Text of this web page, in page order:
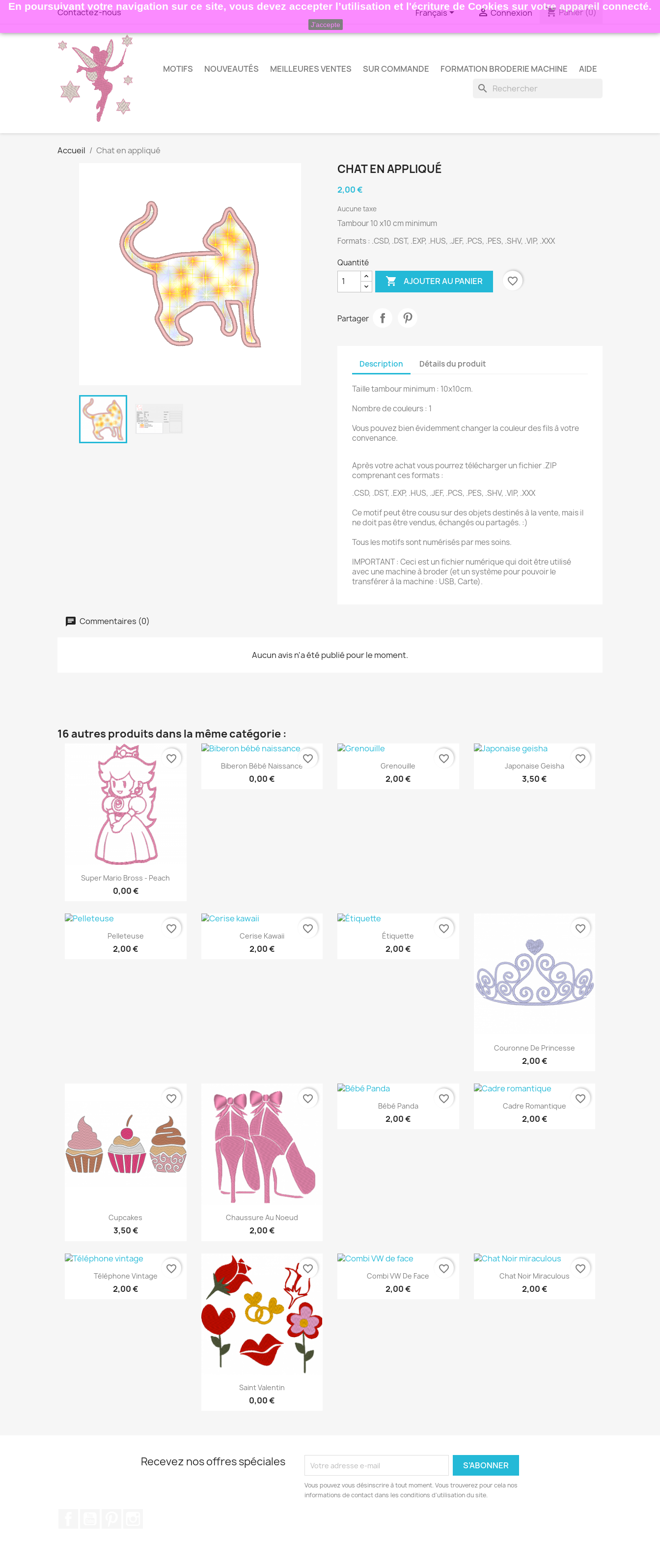
En poursuivant votre navigation sur ce site, vous devez accepter l’utilisation et l'écriture de Cookies sur votre appareil connecté.
J'accepte
Contactez-nous Français Connexion shopping_cart Panier(0)
MOTIFS NOUVEAUTÉS MEILLEURES VENTES SUR COMMANDE FORMATION BRODERIE MACHINE AIDE
search
Accueil Chat en appliqué
CHAT EN APPLIQUÉ
2,00 €
Aucune taxe
Tambour 10 x10 cm minimum
Formats : .CSD, .DST, .EXP, .HUS, .JEF, .PCS, .PES, .SHV, .VIP, .XXX
Quantité
 AJOUTER AU PANIER favorite_border
Partager
Description Détails du produit
Taille tambour minimum : 10x10cm.
Nombre de couleurs : 1
Vous pouvez bien évidemment changer la couleur des fils à votre
convenance.
Après votre achat vous pourrez télécharger un fichier .ZIP
comprenant ces formats :
.CSD, .DST, .EXP, .HUS, .JEF, .PCS, .PES, .SHV, .VIP, .XXX
Ce motif peut être cousu sur des objets destinés à la vente, mais il
ne doit pas être vendus, échangés ou partagés. :)
Tous les motifs sont numérisés par mes soins.
IMPORTANT : Ceci est un fichier numérique qui doit être utilisé
avec une machine à broder (et un système pour pouvoir le
transférer à la machine : USB, Carte).
Commentaires (0)
Aucun avis n'a été publié pour le moment.
16 autres produits dans la même catégorie :
Aperçu rapide
Super Mario Bross - Peach
0,00 €
favorite_border Aperçu rapide
Biberon Bébé Naissance
0,00 €
favorite_border Aperçu rapide
Grenouille
2,00 €
favorite_border Aperçu rapide
Japonaise Geisha
3,50 €
favorite_border
Aperçu rapide
Pelleteuse
2,00 €
favorite_border Aperçu rapide
Cerise Kawaii
2,00 €
favorite_border Aperçu rapide
Étiquette
2,00 €
favorite_border
Aperçu rapide
Couronne De Princesse
2,00 €
favorite_border
Aperçu rapide
Cupcakes
3,50 €
favorite_border
Aperçu rapide
Chaussure Au Noeud
2,00 €
favorite_border Aperçu rapide
Bébé Panda
2,00 €
favorite_border Aperçu rapide
Cadre Romantique
2,00 €
favorite_border
Aperçu rapide
Téléphone Vintage
2,00 €
favorite_border
Aperçu rapide
Saint Valentin
0,00 €
favorite_border Aperçu rapide
Combi VW De Face
2,00 €
favorite_border Aperçu rapide
Chat Noir Miraculous
2,00 €
favorite_border
Recevez nos offres spéciales
Vous pouvez vous désinscrire à tout moment. Vous trouverez pour cela nos
informations de contact dans les conditions d'utilisation du site.